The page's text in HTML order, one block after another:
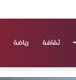
ثقافة رياضة